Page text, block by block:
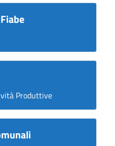
Produttive